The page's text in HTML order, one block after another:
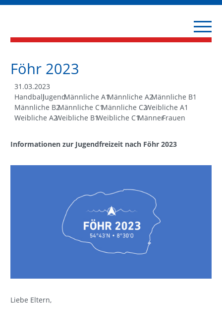
Föhr 2023
31.03.2023
HandballJugendMännliche A1Männliche A2Männliche B1
Männliche B2Männliche C1Männliche C2Weibliche A1
Weibliche A2Weibliche B1Weibliche C1MännerFrauen
Informationen zur Jugendfreizeit nach Föhr 2023
Liebe Eltern,